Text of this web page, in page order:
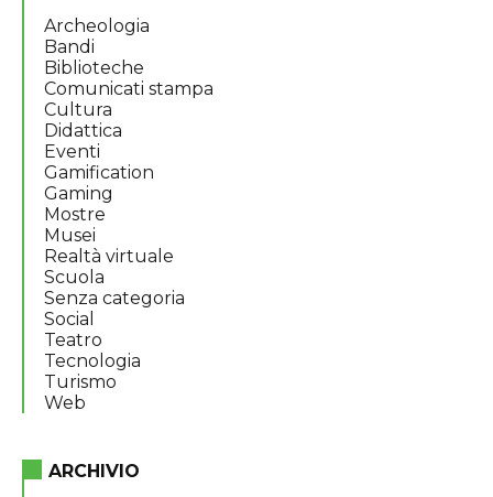
Archeologia
Bandi
Biblioteche
Comunicati stampa
Cultura
Didattica
Eventi
Gamification
Gaming
Mostre
Musei
Realtà virtuale
Scuola
Senza categoria
Social
Teatro
Tecnologia
Turismo
Web
ARCHIVIO